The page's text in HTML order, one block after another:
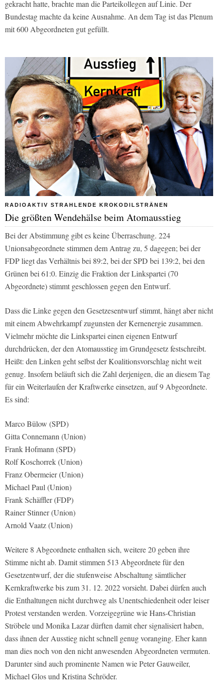
gekracht hatte, brachte man die Parteikollegen auf Linie. Der
Bundestag machte da keine Ausnahme. An dem Tag ist das Plenum
mit 600 Abgeordneten gut gefüllt.
RADIOAKTIV STRAHLENDE KROKODILSTRÄNEN
Die größten Wendehälse beim Atomausstieg
Bei der Abstimmung gibt es keine Überraschung. 224
Unionsabgeordnete stimmen dem Antrag zu, 5 dagegen; bei der
FDP liegt das Verhältnis bei 89:2, bei der SPD bei 139:2, bei den
Grünen bei 61:0. Einzig die Fraktion der Linkspartei (70
Abgeordnete) stimmt geschlossen gegen den Entwurf.
Dass die Linke gegen den Gesetzesentwurf stimmt, hängt aber nicht
mit einem Abwehrkampf zugunsten der Kernenergie zusammen.
Vielmehr möchte die Linkspartei einen eigenen Entwurf
durchdrücken, der den Atomausstieg im Grundgesetz festschreibt.
Heißt: den Linken geht selbst der Koalitionsvorschlag nicht weit
genug. Insofern beläuft sich die Zahl derjenigen, die an diesem Tag
für ein Weiterlaufen der Kraftwerke einsetzen, auf 9 Abgeordnete.
Es sind:
Marco Bülow (SPD)
Gitta Connemann (Union)
Frank Hofmann (SPD)
Rolf Koschorrek (Union)
Franz Obermeier (Union)
Michael Paul (Union)
Frank Schäffler (FDP)
Rainer Stinner (Union)
Arnold Vaatz (Union)
Weitere 8 Abgeordnete enthalten sich, weitere 20 geben ihre
Stimme nicht ab. Damit stimmen 513 Abgeordnete für den
Gesetzentwurf, der die stufenweise Abschaltung sämtlicher
Kernkraftwerke bis zum 31. 12. 2022 vorsieht. Dabei dürfen auch
die Enthaltungen nicht durchweg als Unentschiedenheit oder leiser
Protest verstanden werden. Vorzeigegrüne wie Hans-Christian
Ströbele und Monika Lazar dürften damit eher signalisiert haben,
dass ihnen der Ausstieg nicht schnell genug voranging. Eher kann
man dies noch von den nicht anwesenden Abgeordneten vermuten.
Darunter sind auch prominente Namen wie Peter Gauweiler,
Michael Glos und Kristina Schröder.